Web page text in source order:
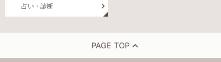
占い・診断
PAGE TOP